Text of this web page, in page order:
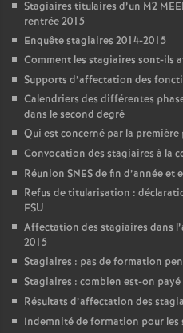
Stagiaires titulaires d’un M2
rentrée 2015
Enquête stagiaires 2014-2015
Comment les stagiaires sont-ils
Supports d’affectation des
Calendriers des différentes
dans le second degré
Qui est concerné par la
Convocation des stagiaires à la
Réunion SNES de fin d’année et
Refus de titularisation :
FSU
Affectation des stagiaires dans
2015
Stagiaires : pas de formation
Stagiaires : combien est-on
Résultats d’affectation des
Indemnité de formation pour les